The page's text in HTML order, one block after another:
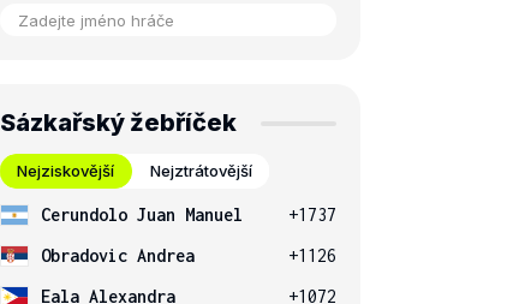
Sázkařský žebříček
Nejziskovější Nejztrátovější
Cerundolo Juan Manuel
+1737
Obradovic Andrea
+1126
Eala Alexandra
+1072